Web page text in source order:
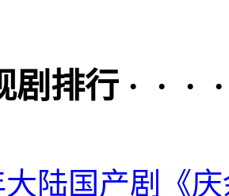
剧排行 · · ·
大陆国产剧《